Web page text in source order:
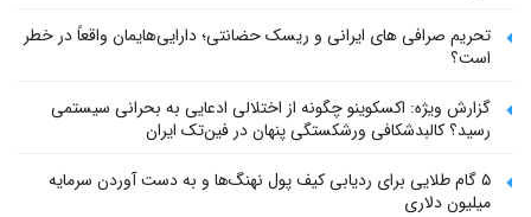
تحریم صرافی های ایرانی و ریسک حضانتی؛ دارایی‌هایمان واقعاً در خطر
است؟
گزارش ویژه: اکسکوینو چگونه از اختلالی ادعایی به بحرانی سیستمی
رسید؟ کالبدشکافی ورشکستگی پنهان در فین‌تک ایران
۵ گام طلایی برای ردیابی کیف پول‌ نهنگ‌ها و به دست آوردن سرمایه
میلیون دلاری